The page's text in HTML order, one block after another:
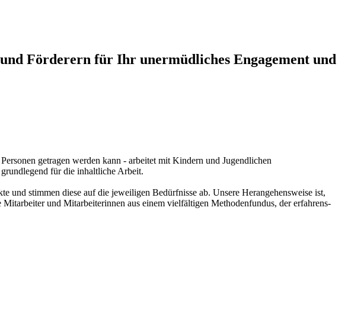
Förderern für Ihr unermüdliches Engagement und
getragen werden kann - arbeitet mit Kindern und Jugendlichen
für die inhaltliche Arbeit.
stimmen diese auf die jeweiligen Bedürfnisse ab. Unsere Herangehensweise ist,
und Mitarbeiterinnen aus einem vielfältigen Methodenfundus, der erfahrens-